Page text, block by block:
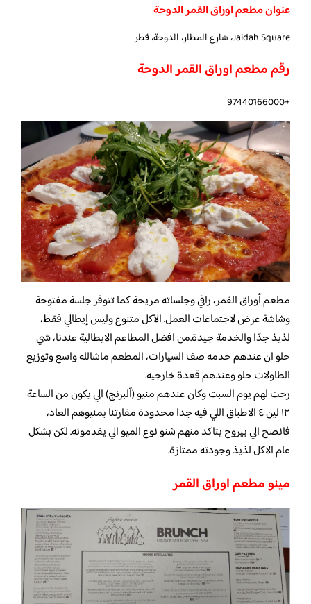
عنوان مطعم اوراق القمر الدوحة
Jaidah Square، شارع المطار، الدوحة، قطر
رقم مطعم اوراق القمر الدوحة
+97440166000
مطعم أوراق القمر،راقي وجلساته مريحة كما تتوفر جلسة مفتوحة
وشاشة عرض لاجتماعات العمل. الأكل متنوع وليس إيطالي فقط،
لذيذ جدًا والخدمة جيدة.من افضل المطاعم الايطالية عندنا، شي
حلو ان عندهم حدمه صف السيارات، المطعم ماشالله واسع وتوزيع
الطاولات حلو وعندهم قعدة خارجيه.
رحت لهم يوم السبت وكان عندهم منيو (آلبرنج) الي يكون من الساعة
١٢ لين ٤ الاطباق اللي فيه جدا محدودة مقارتنا بمنيوهم العاد،
فانصح الي بيروح يتاكد منهم شنو نوع الميو الي يقدمونه. لكن بشكل
عام الاكل لذيذ وجودته ممتازة.
مينو مطعم اوراق القمر